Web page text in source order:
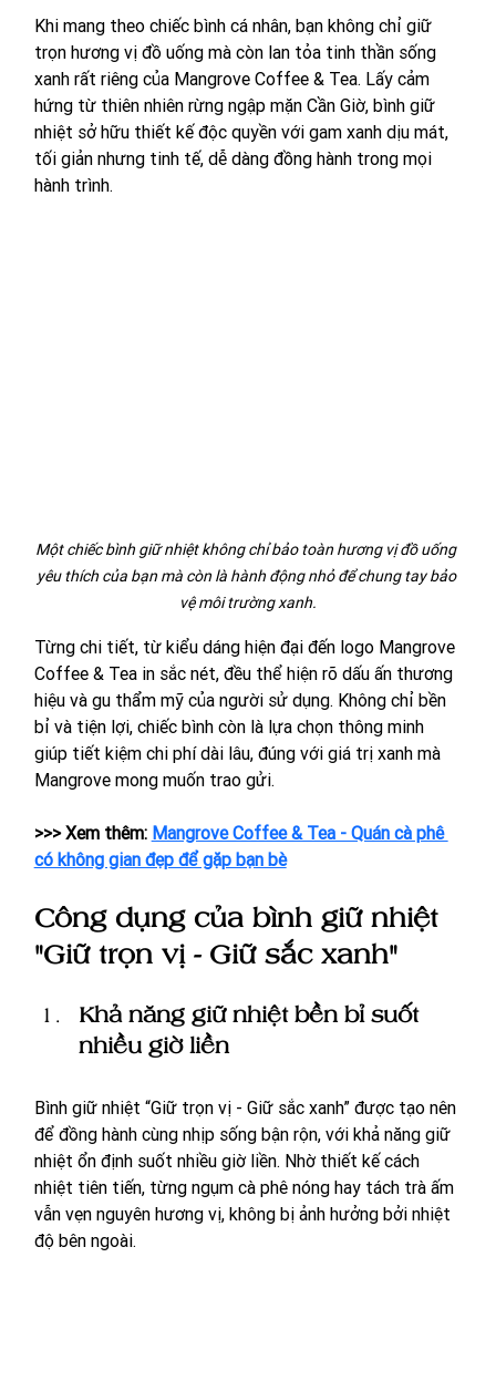
Khi mang theo chiếc bình cá nhân, bạn không chỉ giữ
trọn hương vị đồ uống mà còn lan tỏa tinh thần sống
xanh rất riêng của Mangrove Coffee & Tea. Lấy cảm
hứng từ thiên nhiên rừng ngập mặn Cần Giờ, bình giữ
nhiệt sở hữu thiết kế độc quyền với gam xanh dịu mát,
tối giản nhưng tinh tế, dễ dàng đồng hành trong mọi
hành trình.
Một chiếc bình giữ nhiệt không chỉ bảo toàn hương vị đồ uống
yêu thích của bạn mà còn là hành động nhỏ để chung tay bảo
vệ môi trường xanh.
Từng chi tiết, từ kiểu dáng hiện đại đến logo Mangrove
Coffee & Tea in sắc nét, đều thể hiện rõ dấu ấn thương
hiệu và gu thẩm mỹ của người sử dụng. Không chỉ bền
bỉ và tiện lợi, chiếc bình còn là lựa chọn thông minh
giúp tiết kiệm chi phí dài lâu, đúng với giá trị xanh mà
Mangrove mong muốn trao gửi.
>>> Xem thêm: Mangrove Coffee & Tea - Quán cà phê
có không gian đẹp để gặp bạn bè
Công dụng của bình giữ nhiệt
"Giữ trọn vị - Giữ sắc xanh"
Khả năng giữ nhiệt bền bỉ suốt
nhiều giờ liền
Bình giữ nhiệt “Giữ trọn vị - Giữ sắc xanh” được tạo nên
để đồng hành cùng nhịp sống bận rộn, với khả năng giữ
nhiệt ổn định suốt nhiều giờ liền. Nhờ thiết kế cách
nhiệt tiên tiến, từng ngụm cà phê nóng hay tách trà ấm
vẫn vẹn nguyên hương vị, không bị ảnh hưởng bởi nhiệt
độ bên ngoài.